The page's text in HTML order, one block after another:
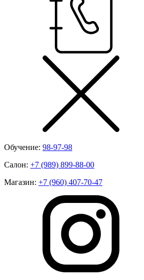
Обучение: 98-97-98
Салон: +7 (989) 899-88-00
Магазин: +7 (960) 407-70-47